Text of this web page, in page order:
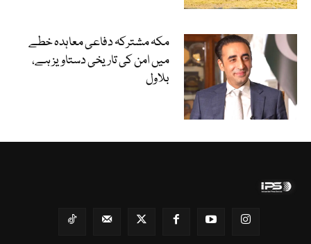
مکہ مشترکہ دفاعی معاہدہ خطے
میں امن کی تاریخی دستاویز ہے،
بلاول